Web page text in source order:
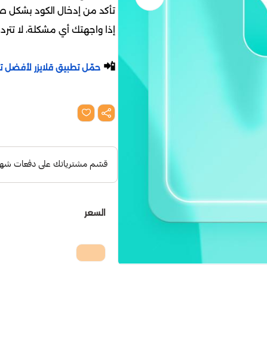
تأكد من إدخال الكود بشكل
إذا واجهتك أي مشكلة، لا
📲 حمّل تطبيق قلايزر لأفضل
السعر
نفدت الكمية